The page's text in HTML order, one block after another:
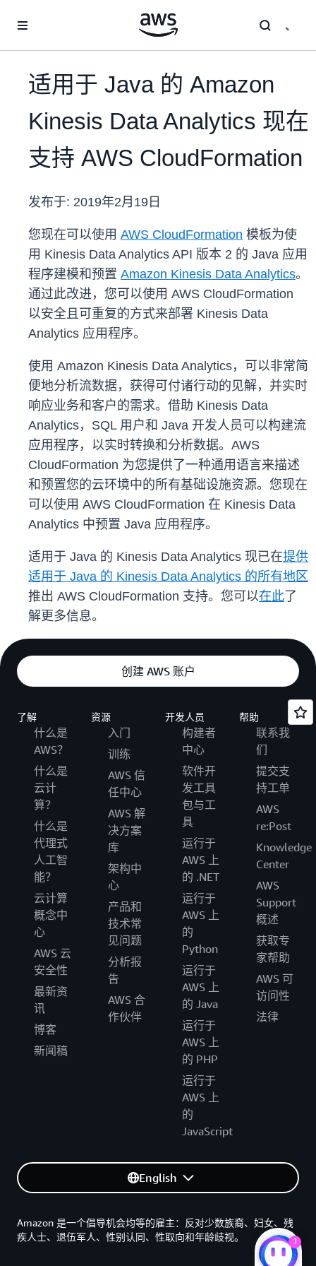
适用于 Java 的 Amazon
Kinesis Data Analytics 现在
支持 AWS CloudFormation
发布于: 2019年2月19日
您现在可以使用 AWS CloudFormation 模板为使
用 Kinesis Data Analytics API 版本 2 的 Java 应用
程序建模和预置 Amazon Kinesis Data Analytics。
通过此改进，您可以使用 AWS CloudFormation
以安全且可重复的方式来部署 Kinesis Data
Analytics 应用程序。
使用 Amazon Kinesis Data Analytics，可以非常简
便地分析流数据，获得可付诸行动的见解，并实时
响应业务和客户的需求。借助 Kinesis Data
Analytics，SQL 用户和 Java 开发人员可以构建流
应用程序，以实时转换和分析数据。AWS
CloudFormation 为您提供了一种通用语言来描述
和预置您的云环境中的所有基础设施资源。您现在
可以使用 AWS CloudFormation 在 Kinesis Data
Analytics 中预置 Java 应用程序。
适用于 Java 的 Kinesis Data Analytics 现已在提供
适用于 Java 的 Kinesis Data Analytics 的所有地区
推出 AWS CloudFormation 支持。您可以在此 了
解更多信息。
创建 AWS 账户
了解
什么是
AWS？
什么是
云计
算？
什么是
代理式
人工智
能？
云计算
概念中
心
AWS 云
安全性
最新资
讯
博客
新闻稿
资源
入门
训练
AWS 信
任中心
AWS 解
决方案
库
架构中
心
产品和
技术常
见问题
分析报
告
AWS 合
作伙伴
开发人员
构建者
中心
软件开
发工具
包与工
具
运行于
AWS 上
的 .NET
运行于
AWS 上
的
Python
运行于
AWS 上
的 Java
运行于
AWS 上
的 PHP
运行于
AWS 上
的
JavaScript
帮助
联系我
们
提交支
持工单
AWS
re:Post
Knowledge
Center
AWS
Support
概述
获取专
家帮助
AWS 可
访问性
法律
English
Amazon 是一个倡导机会均等的雇主：反对少数族裔、妇女、残
疾人士、退伍军人、性别认同、性取向和年龄歧视。
1